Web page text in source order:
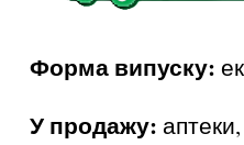
Форма випуску:
У продажу: